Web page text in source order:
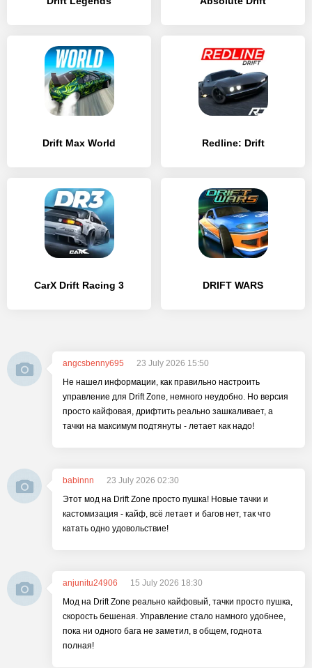
Drift Max World Redline: Drift
CarX Drift Racing 3 DRIFT WARS
angcsbenny695
23 July 2026 15:50
Не нашел информации, как правильно настроить
управление для Drift Zone, немного неудобно. Но версия
просто кайфовая, дрифтить реально зашкаливает, а
тачки на максимум подтянуты - летает как надо!
babinnn
23 July 2026 02:30
Этот мод на Drift Zone просто пушка! Новые тачки и
кастомизация - кайф, всё летает и багов нет, так что
катать одно удовольствие!
anjunitu24906
15 July 2026 18:30
Мод на Drift Zone реально кайфовый, тачки просто пушка,
скорость бешеная. Управление стало намного удобнее,
пока ни одного бага не заметил, в общем, годнота
полная!